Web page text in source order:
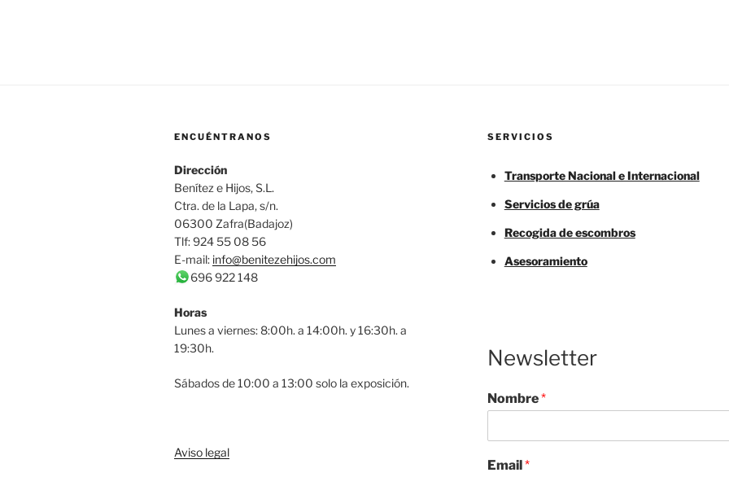
ENCUÉNTRANOS
Dirección
Benítez e Hijos, S.L.
Ctra. de la Lapa, s/n.
06300 Zafra(Badajoz)
Tlf: 924 55 08 56
E-mail: info@benitezehijos.com
696 922 148
Horas
Lunes a viernes: 8:00h. a 14:00h. y 16:30h. a
19:30h.
Sábados de 10:00 a 13:00 solo la exposición.
Aviso legal
SERVICIOS
Transporte Nacional e Internacional
Servicios de grúa
Recogida de escombros
Asesoramiento
Newsletter
Nombre*
Email*